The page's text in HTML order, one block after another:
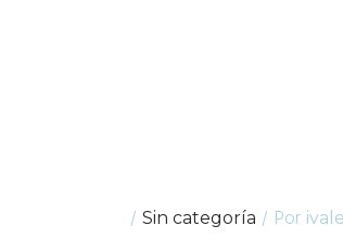
/ Sin categoría / Por